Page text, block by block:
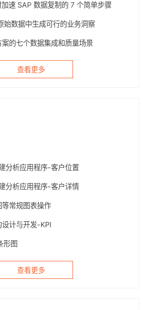
速 SAP 数据复制的 7 个简单步骤
始数据中生成可行的业务洞察
的七个数据集成和质量场景
查看更多
分析应用程序-客户位置
分析应用程序-客户详情
常规图表操作
计与开发-KPI
形图
查看更多